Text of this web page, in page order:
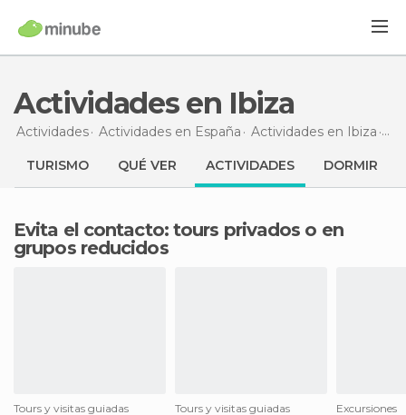
Actividades en Ibiza
Actividades Actividades en España Actividades en Ibiza
TURISMO QUÉ VER ACTIVIDADES DORMIR
Evita el contacto: tours privados o en
grupos reducidos
Tours y visitas guiadas
Tours y visitas guiadas
Excursiones